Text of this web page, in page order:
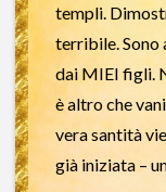
templi.
terribile. Sono
dai MIEI figli.
è altro che
vera santità
già iniziata –